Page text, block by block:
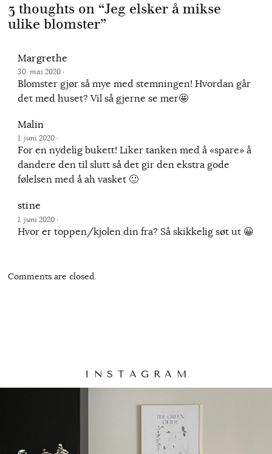
3 thoughts on “Jeg elsker å mikse
ulike blomster”
Margrethe
30. mai 2020·
Blomster gjør så mye med stemningen! Hvordan går
det med huset? Vil så gjerne se mer🤩
Malin
1. juni 2020·
For en nydelig bukett! Liker tanken med å «spare» å
dandere den til slutt så det gir den ekstra gode
følelsen med å ah vasket 🙂
stine
1. juni 2020·
Hvor er toppen/kjolen din fra? Så skikkelig søt ut 😀
Comments are closed.
I N S T A G R A M